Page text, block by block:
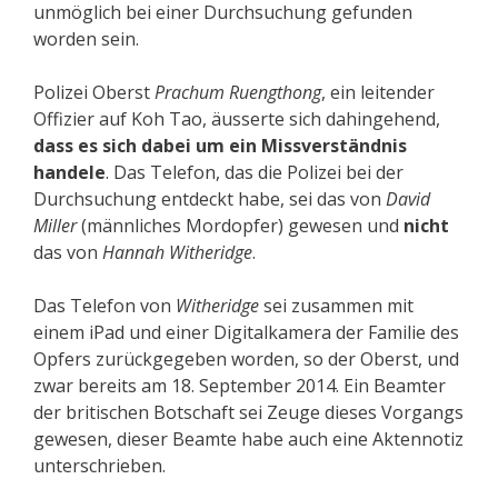
unmöglich bei einer Durchsuchung gefunden
worden sein.
Polizei OberstPrachum Ruengthong, ein leitender
Offizier auf Koh Tao, äusserte sich dahingehend,
dass es sich dabei um ein Miss­ver­ständnis
handele. Das Telefon, das die Polizei bei der
Durchsuchung entdeckt habe, sei das von David
Miller(männliches Mordopfer) gewesen und nicht
das von Hannah Witheridge.
Das Telefon von Witheridgesei zusammen mit
einem iPad und einer Digitalkamera der Familie des
Opfers zurückgegeben worden, so der Oberst, und
zwar bereits am 18. September 2014. Ein Beamter
der britischen Botschaft sei Zeuge dieses Vorgangs
gewesen, dieser Beamte habe auch eine Aktennotiz
unterschrieben.